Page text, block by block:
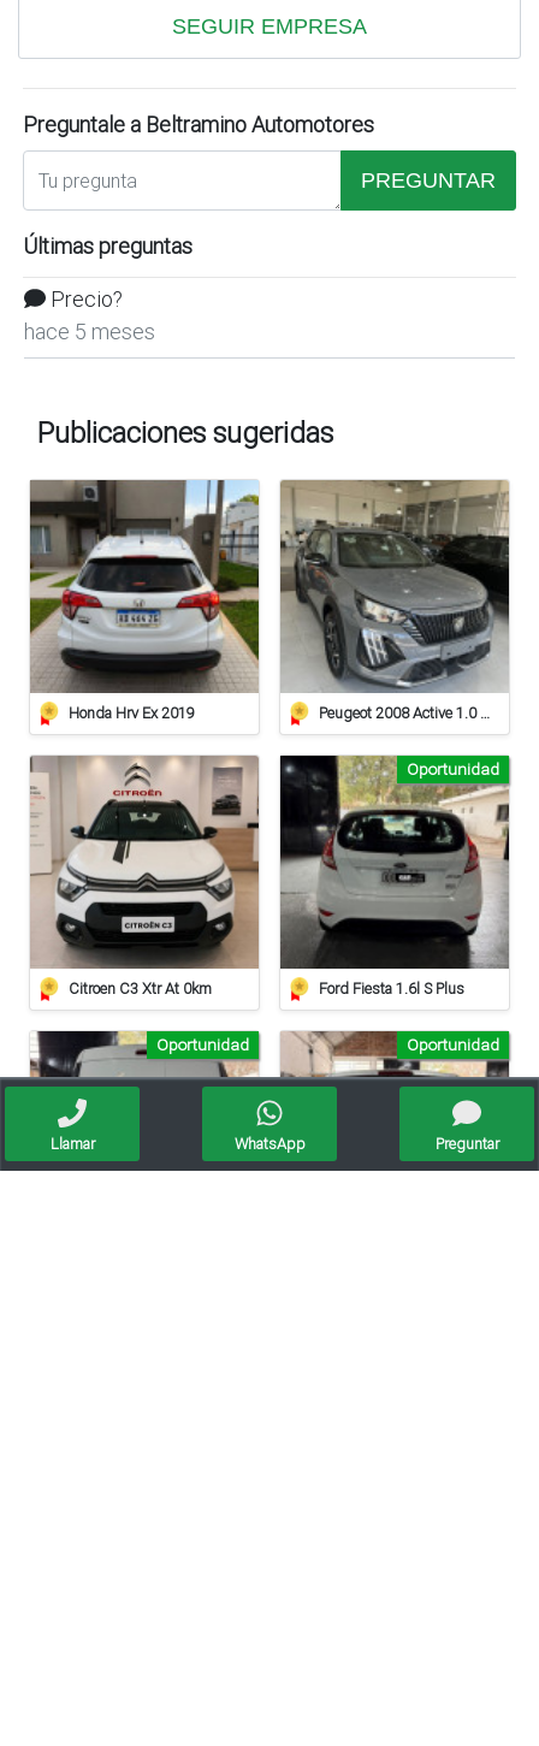
SEGUIR EMPRESA
Preguntale a Beltramino Automotores
PREGUNTAR
Últimas preguntas
Precio?
hace 5 meses
Publicaciones sugeridas
Honda Hrv Ex 2019 Peugeot 2008 Active 1.0 At
Citroen C3 Xtr At 0km Ford Fiesta 1.6l S Plus
Oportunidad
Oportunidad Oportunidad
Llamar WhatsApp Preguntar